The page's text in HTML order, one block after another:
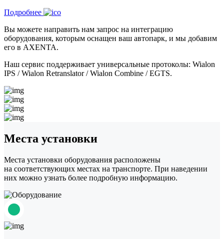
Подробнее
Вы можете направить нам запрос на интеграцию
оборудования, которым оснащен ваш автопарк, и мы добавим
его в AXENTA.
Наш сервис поддерживает универсальные протоколы: Wialon
IPS / Wialon Retranslator / Wialon Combine / EGTS.
Места установки
Места установки оборудования расположены
на соответствующих местах на транспорте. При наведении
них можно узнать более подробную информацию.